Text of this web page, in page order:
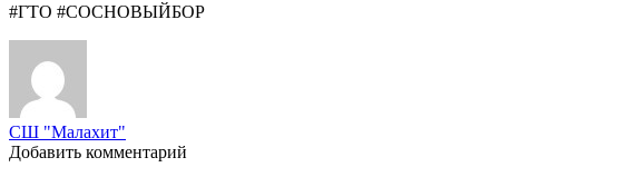
#ГТО #СОСНОВЫЙБОР
СШ "Малахит"
Добавить комментарий